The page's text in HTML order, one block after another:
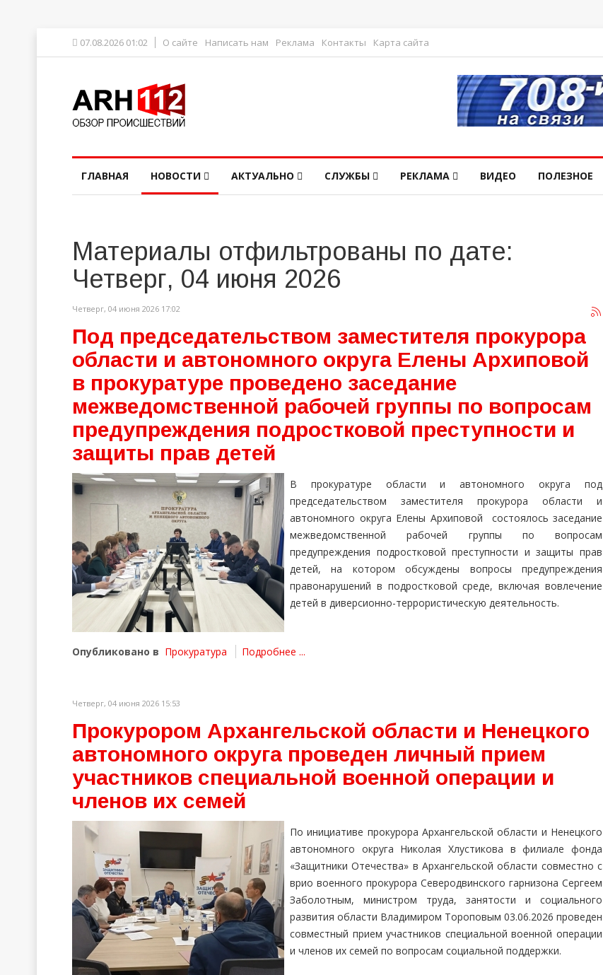
07.08.2026 01:02 О сайте Написать нам Реклама Контакты Карта сайта
ГЛАВНАЯ НОВОСТИ АКТУАЛЬНО СЛУЖБЫ РЕКЛАМА ВИДЕО ПОЛЕЗНОЕ
Материалы отфильтрованы по дате:
Четверг, 04 июня 2026
Четверг, 04 июня 2026 17:02
Под председательством заместителя прокурора
области и автономного округа Елены Архиповой
в прокуратуре проведено заседание
межведомственной рабочей группы по вопросам
предупреждения подростковой преступности и
защиты прав детей
В прокуратуре области и автономного округа под
председательством заместителя прокурора области и
автономного округа Елены Архиповой состоялось заседание
межведомственной рабочей группы по вопросам
предупреждения подростковой преступности и защиты прав
детей, на котором обсуждены вопросы предупреждения
правонарушений в подростковой среде, включая вовлечение
детей в диверсионно-террористическую деятельность.
Опубликовано в Прокуратура Подробнее ...
Четверг, 04 июня 2026 15:53
Прокурором Архангельской области и Ненецкого
автономного округа проведен личный прием
участников специальной военной операции и
членов их семей
По инициативе прокурора Архангельской области и Ненецкого
автономного округа Николая Хлустикова в филиале фонда
«Защитники Отечества» в Архангельской области совместно с
врио военного прокурора Северодвинского гарнизона Сергеем
Заболотным, министром труда, занятости и социального
развития области Владимиром Тороповым 03.06.2026 проведен
совместный прием участников специальной военной операции
и членов их семей по вопросам социальной поддержки.